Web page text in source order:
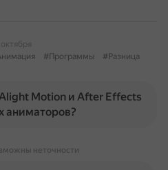
#Программы
#Разница
Motion и After Effects
аниматоров?
неточности